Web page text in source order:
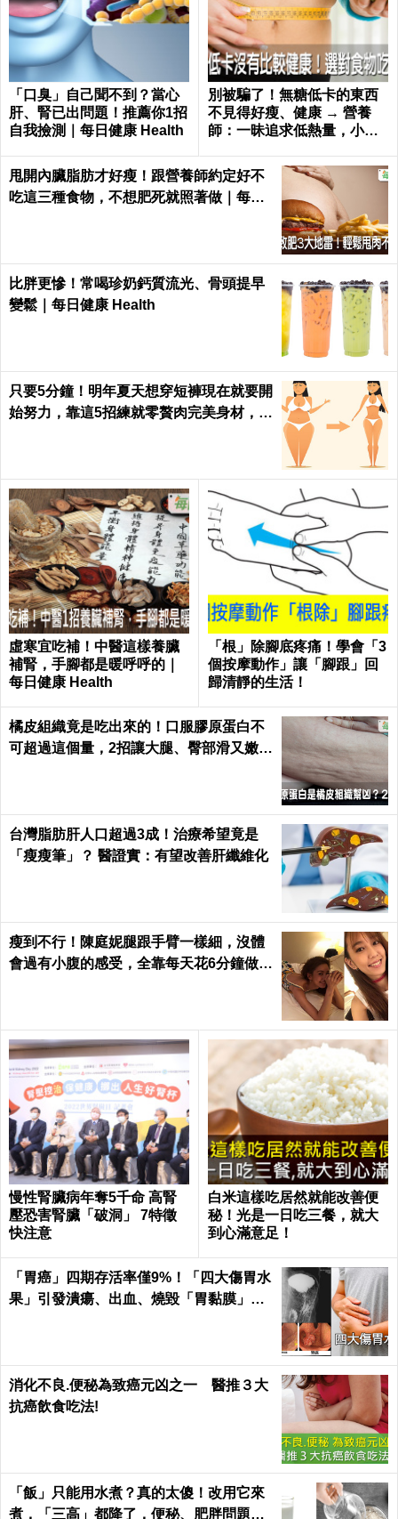
「口臭」自己聞不到？當心
肝、腎已出問題！推薦你1招
自我撿測｜每日健康 Health
別被騙了！無糖低卡的東西
不見得好瘦、健康 → 營養
師：一昧追求低熱量，小心
h
甩開內臟脂肪才好瘦！跟營養師約定好不
吃這三種食物，不想肥死就照著做｜每日
比胖更慘！常喝珍奶鈣質流光、骨頭提早
變鬆｜每日健康 Health
只要5分鐘！明年夏天想穿短褲現在就要開
始努力，靠這5招練就零贅肉完美身材，怎
虛寒宜吃補！中醫這樣養臟
補腎，手腳都是暖呼呼的｜
每日健康 Health
「根」除腳底疼痛！學會「3
個按摩動作」讓「腳跟」回
歸清靜的生活！
橘皮組織竟是吃出來的！口服膠原蛋白不
可超過這個量，2招讓大腿、臀部滑又嫩｜
台灣脂肪肝人口超過3成！治療希望竟是
「瘦瘦筆」？ 醫證實：有望改善肝纖維化
瘦到不行！陳庭妮腿跟手臂一樣細，沒體
會過有小腹的感受，全靠每天花6分鐘做這
慢性腎臟病年奪5千命 高腎
壓恐害腎臟「破洞」 7特徵
快注意
白米這樣吃居然就能改善便
秘！光是一日吃三餐，就大
到心滿意足！
「胃癌」四期存活率僅9%！「四大傷胃水
果」引發潰瘍、出血、燒毀「胃黏膜」不
消化不良.便秘為致癌元凶之一 醫推３大
抗癌飲食吃法!
「飯」只能用水煮？真的太傻！改用它來
煮，「三高」都降了，便秘、肥胖問題也